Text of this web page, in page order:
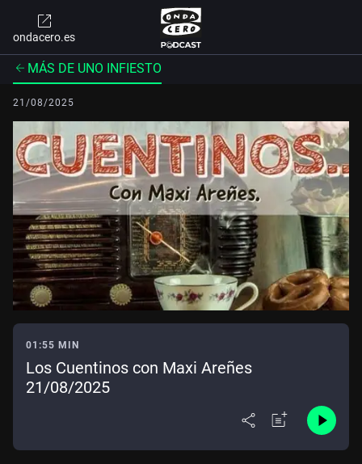
ondacero.es
MÁS DE UNO INFIESTO
21/08/2025
01:55 MIN
Los Cuentinos con Maxi Areñes
21/08/2025